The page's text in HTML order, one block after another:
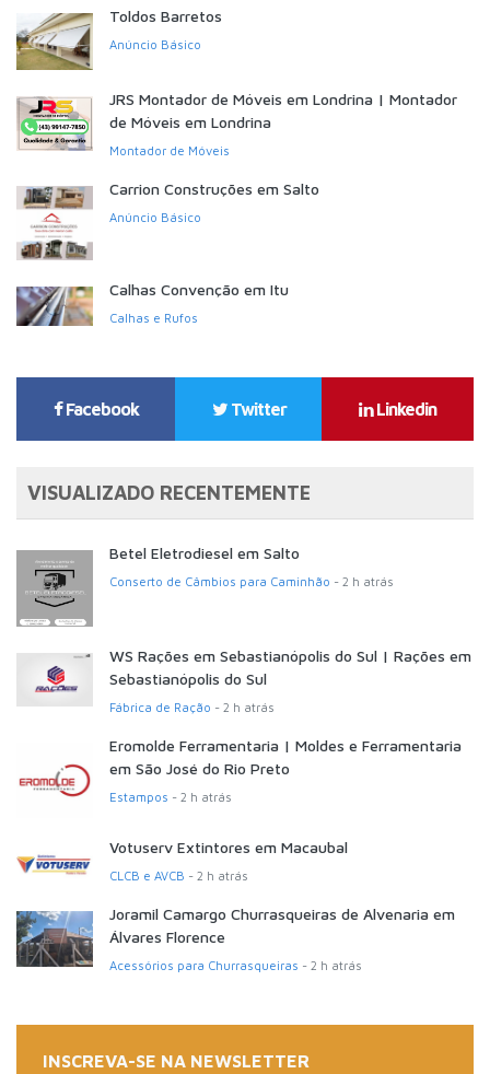
Toldos Barretos
Anúncio Básico
JRS Montador de Móveis em Londrina | Montador
de Móveis em Londrina
Montador de Móveis
Carrion Construções em Salto
Anúncio Básico
Calhas Convenção em Itu
Calhas e Rufos
Facebook Twitter Linkedin
VISUALIZADO RECENTEMENTE
Betel Eletrodiesel em Salto
Conserto de Câmbios para Caminhão - 2 h atrás
WS Rações em Sebastianópolis do Sul | Rações em
Sebastianópolis do Sul
Fábrica de Ração - 2 h atrás
Eromolde Ferramentaria | Moldes e Ferramentaria
em São José do Rio Preto
Estampos - 2 h atrás
Votuserv Extintores em Macaubal
CLCB e AVCB - 2 h atrás
Joramil Camargo Churrasqueiras de Alvenaria em
Álvares Florence
Acessórios para Churrasqueiras - 2 h atrás
INSCREVA-SE NA NEWSLETTER